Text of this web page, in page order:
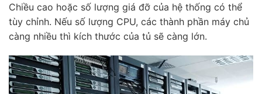
Chiều cao hoặc số lượng giá đỡ của hệ thống có thể
tùy chỉnh. Nếu số lượng CPU, các thành phần máy chủ
càng nhiều thì kích thước của tủ sẽ càng lớn.